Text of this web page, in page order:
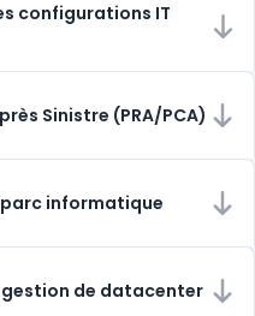
configurations IT
Sinistre (PRA/PCA)
informatique
gestion de datacenter